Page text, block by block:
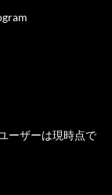
ーザーは現時点で